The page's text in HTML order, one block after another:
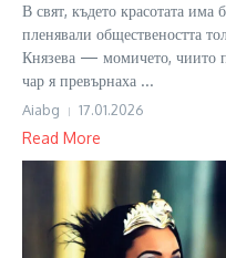
В свят, където красотата
пленявали обществеността
Князева — момичето, чиито
чар я превърнаха ...
Aiabg 17.01.2026
Read More